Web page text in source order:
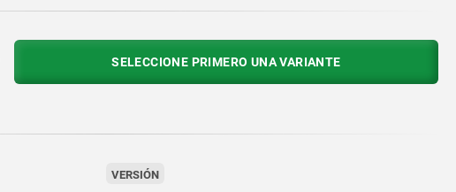
SELECCIONE PRIMERO UNA VARIANTE
VERSIÓN